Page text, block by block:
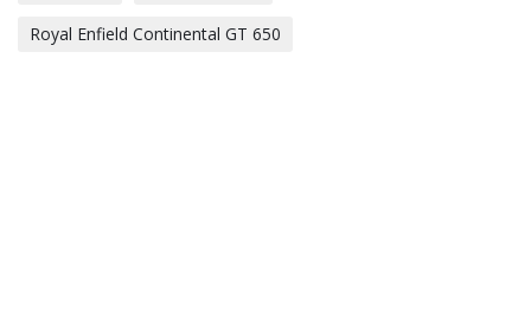
Royal Enfield Continental GT 650